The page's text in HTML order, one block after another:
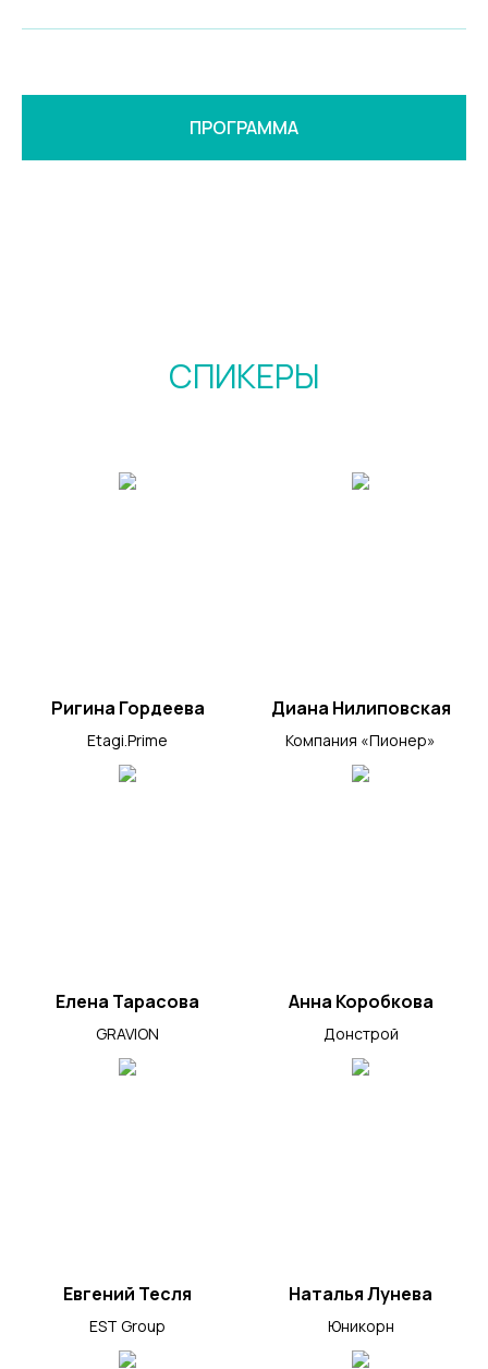
ПРОГРАММА
СПИКЕРЫ
Ригина Гордеева
Etagi.Prime
Диана Нилиповская
Компания «Пионер»
Елена Тарасова
GRAVION
Анна Коробкова
Донстрой
Евгений Тесля
EST Group
Наталья Лунева
Юникорн